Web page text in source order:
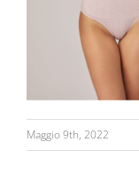
Maggio 9th, 2022